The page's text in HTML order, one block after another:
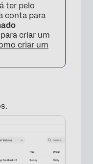
ter pelo
conta para
criar um
criar um